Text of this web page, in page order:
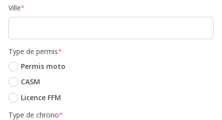
Ville*
Type de permis*
Permis moto
CASM
Licence FFM
Type de chrono*